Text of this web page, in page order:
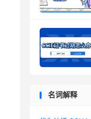
名词解释